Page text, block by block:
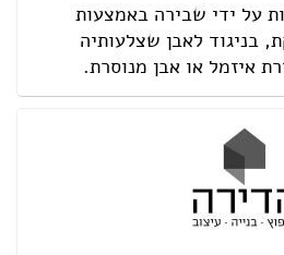
על ידי שבירה באמצעות
בניגוד לאבן שצלעותיה
איזמל או אבן מנוסרת.